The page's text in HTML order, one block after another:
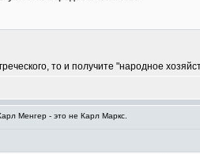
то и получите "народное
Менгер - это не Карл Маркс.